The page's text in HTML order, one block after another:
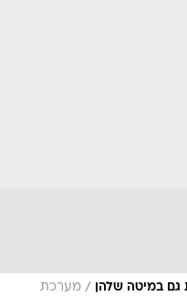
במיטה שלהן / מערכת